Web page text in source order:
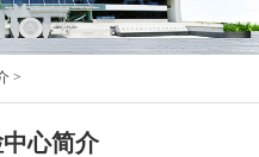
>
心简介